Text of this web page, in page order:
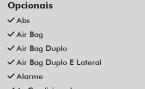
Chave Reserva
Comandos No Volante
Câmera De Ré
Desembaçador Traseiro
Direção Assistida
Distribuição Eletrônica De Frenagem